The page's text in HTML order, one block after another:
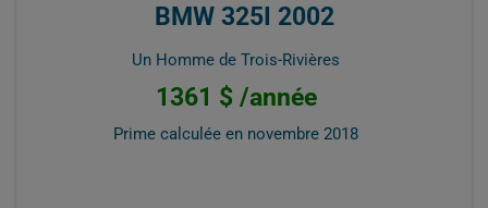
BMW 325I 2002
Un Homme de Trois-Rivières
1361 $ /année
Prime calculée en novembre 2018